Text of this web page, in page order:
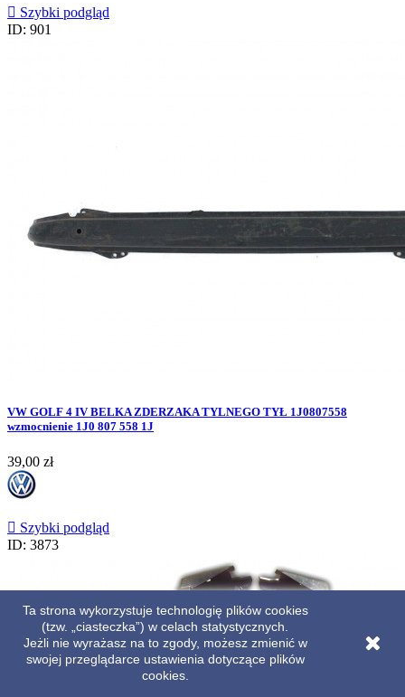
 Szybki podgląd
ID: 901
VW GOLF 4 IV BELKA ZDERZAKA TYLNEGO TYŁ 1J0807558
wzmocnienie 1J0 807 558 1J
Cena
39,00 zł
 Szybki podgląd
ID: 3873
Ta strona wykorzystuje technologię plików cookies
(tzw. „ciasteczka”) w celach statystycznych.
Jeżli nie wyrażasz na to zgody, możesz zmienić w
swojej przeglądarce ustawienia dotyczące plików
cookies.